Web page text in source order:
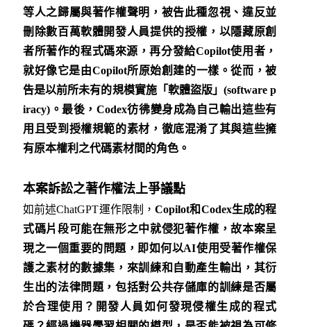
等人之歸屬與著作權聲明，被告此種忽視、違反並
刪除數百萬軟體開發人員提供的授權，以隱藏原創
者所著作的程式碼來源，再分發給Copilot使用者，
就好像它是由Copilot所原始創建的一樣。從而，被
告是以前所未有的規模實施「軟體盜版」(software p
iracy)。最後，Codex彷彿變身成為自己輸出這些有
用且受到授權規範的素材，徹底混淆了其與這些擁
有原本權利之代碼素材間的角色。
本案訴訟之著作權法上爭議點
如前述ChatGPT運作限制，Copilot和Codex生成的程
式碼片段可能在無形之中就侵犯著作權，故本案呈
現之一個重要的問題，即如何以AI使用受著作權保
護之素材的數據集，來訓練和自動產生輸出，其衍
生出的法律問題，包括對公共存儲庫的訓練是否屬
於合理使用？開發人員如何發現侵權生成的程式